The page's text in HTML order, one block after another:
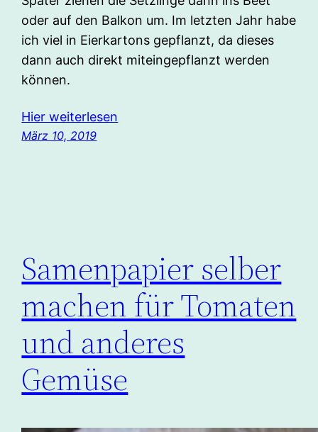
oder auf den Balkon um. Im letzten Jahr habe
ich viel in Eierkartons gepflanzt, da dieses
dann auch direkt miteingepflanzt werden
können.
Hier weiterlesen
März 10, 2019
Samenpapier selber
machen für Tomaten
und anderes
Gemüse